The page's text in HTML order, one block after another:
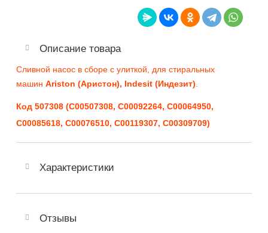
Описание товара
Сливной насос в сборе с улиткой, для стиральных
машин Ariston (Аристон), Indesit (Индезит)
Код 507308 (C00507308, C00092264, C00064950,
C00085618, C00076510, C00119307, C00309709)
Характеристики
Отзывы